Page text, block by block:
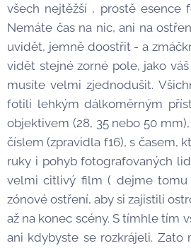
všech nejtěžší , prostě esence
Nemáte čas na nic, ani na
uvidět, jemně doostřit - a
vidět stejné zorné pole, jako
musíte velmi zjednodušit.
fotili lehkým dálkoměrným
objektivem (28, 35 nebo 50
číslem (zpravidla f16), s časem,
ruky i pohyb fotografovaných
velmi citlivý film ( dejme tomu
zónové ostření, aby si zajistili
až na konec scény. S tímhle tím
ani kdybyste se rozkrájeli. Zato